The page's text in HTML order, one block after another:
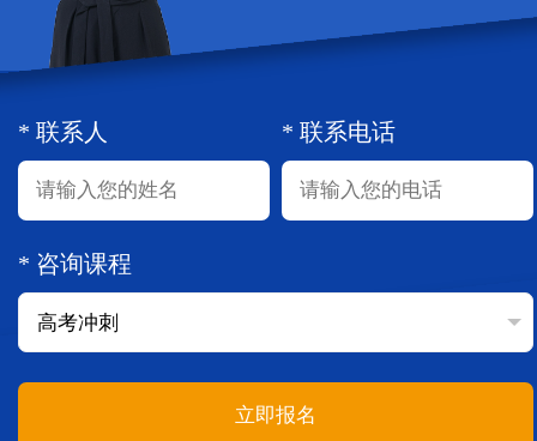
* 联系人 * 联系电话
* 咨询课程
立即报名